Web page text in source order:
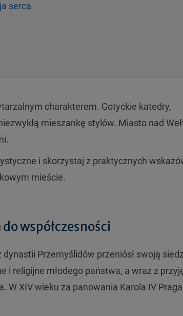
serca
charakterem. Gotyckie katedry,
mieszankę stylów. Miasto nad
i skorzystaj z praktycznych
mieście.
współczesności
Przemyślidów przeniósł swoją
i religijne młodego państwa, a wraz z
XIV wieku za panowania Karola IV Praga